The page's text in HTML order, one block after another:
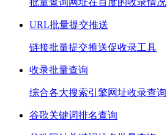
URL批量提交推送
链接批量提交推送促收录工具
收录批量查询
综合各大搜索引擎网址收录查询
谷歌关键词排名查询